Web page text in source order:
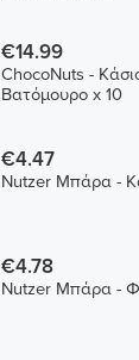
€14.99
ChocoNuts -
Βατόμουρο x 10
€4.47
Nutzer Μπάρα -
€4.78
Nutzer Μπάρα -